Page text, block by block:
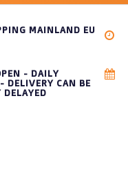
MAINLAND EU
- DAILY
DELIVERY CAN BE